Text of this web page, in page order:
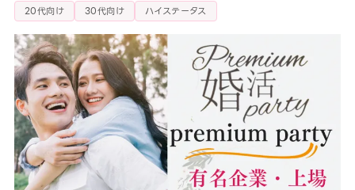
20代向け 30代向け ハイステータス